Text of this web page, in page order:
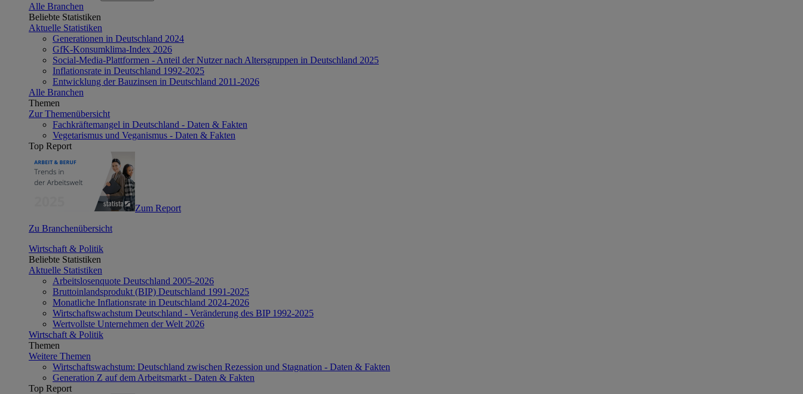
Alle Branchen
Beliebte Statistiken
Aktuelle Statistiken
Generationen in Deutschland 2024
GfK-Konsumklima-Index 2026
Social-Media-Plattformen - Anteil der Nutzer nach Altersgruppen in Deutschland 2025
Inflationsrate in Deutschland 1992-2025
Entwicklung der Bauzinsen in Deutschland 2011-2026
Alle Branchen
Themen
Zur Themenübersicht
Fachkräftemangel in Deutschland - Daten & Fakten
Vegetarismus und Veganismus - Daten & Fakten
Top Report
Zum Report
Zu Branchenübersicht
Wirtschaft & Politik
Beliebte Statistiken
Aktuelle Statistiken
Arbeitslosenquote Deutschland 2005-2026
Bruttoinlandsprodukt (BIP) Deutschland 1991-2025
Monatliche Inflationsrate in Deutschland 2024-2026
Wirtschaftswachstum Deutschland - Veränderung des BIP 1992-2025
Wertvollste Unternehmen der Welt 2026
Wirtschaft & Politik
Themen
Weitere Themen
Wirtschaftswachstum: Deutschland zwischen Rezession und Stagnation - Daten & Fakten
Generation Z auf dem Arbeitsmarkt - Daten & Fakten
Top Report